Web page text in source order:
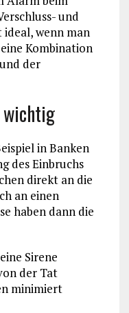
und
wenn man
Kombination
der
in Banken
des Einbruchs
direkt an die
an einen
haben dann die
Sirene
der Tat
minimiert